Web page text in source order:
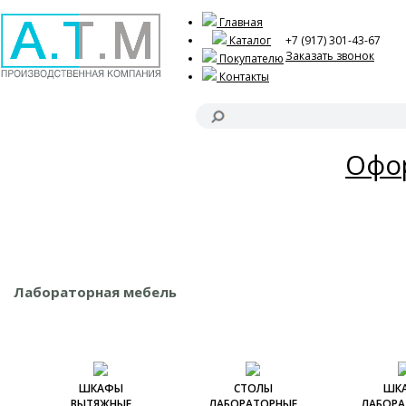
Главная
Каталог
Покупателю
Контакты
+7 (917) 301-43-67
Заказать звонок
Лабораторная мебель
ШКАФЫ
СТОЛЫ